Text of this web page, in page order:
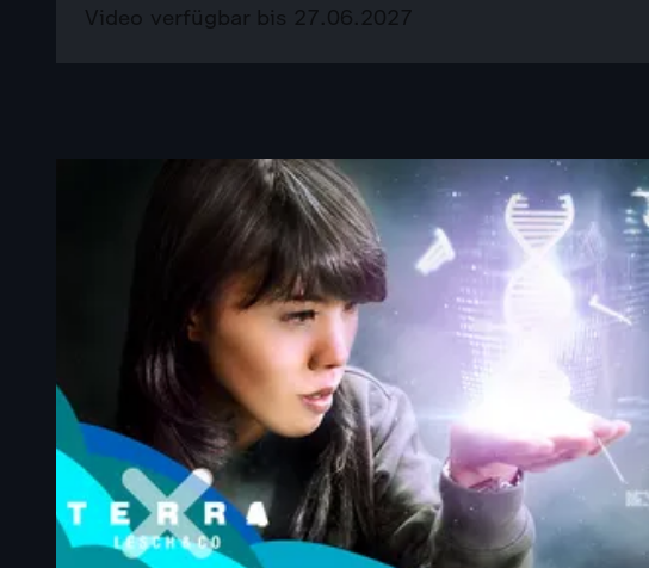
Video verfügbar bis 27.06.2027